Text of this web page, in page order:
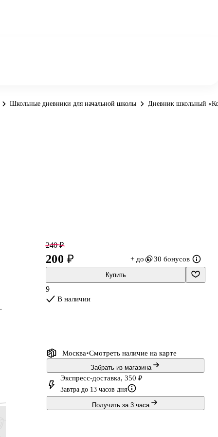
Школьные дневники для начальной школы Дневник школьный
240 ₽
200 ₽ + до 30 бонусов
Купить
9
В наличии
Москва Смотреть наличие на карте
Забрать из магазина
Экспресс-доставка, 350 ₽
Завтра до 13 часов дня
Получить за 3 часа